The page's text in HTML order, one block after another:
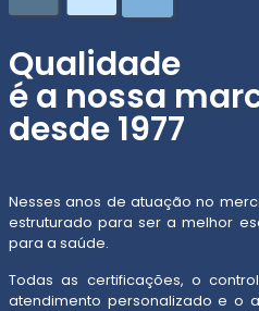
Qualidade
é a nossa
desde 1977
Nesses anos de atuação no
estruturado para ser a melhor
para a saúde.
Todas as certificações, o
atendimento personalizado e o